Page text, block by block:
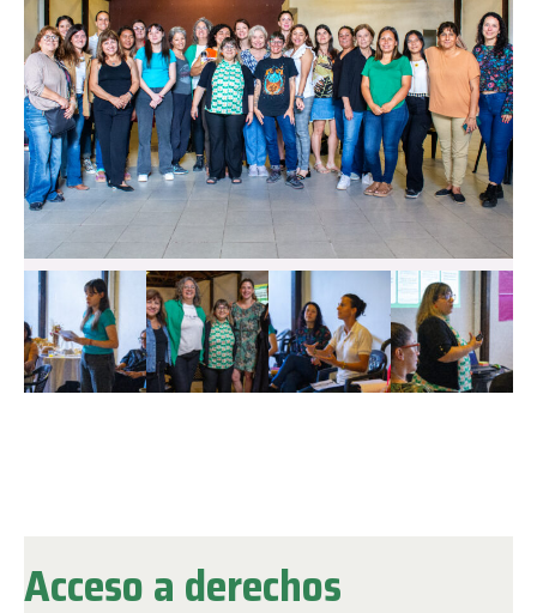
Acceso a derechos